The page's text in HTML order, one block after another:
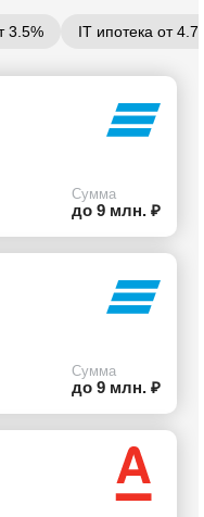
3.5% IT ипотека от
Сумма
до 9 млн. ₽
Сумма
до 9 млн. ₽